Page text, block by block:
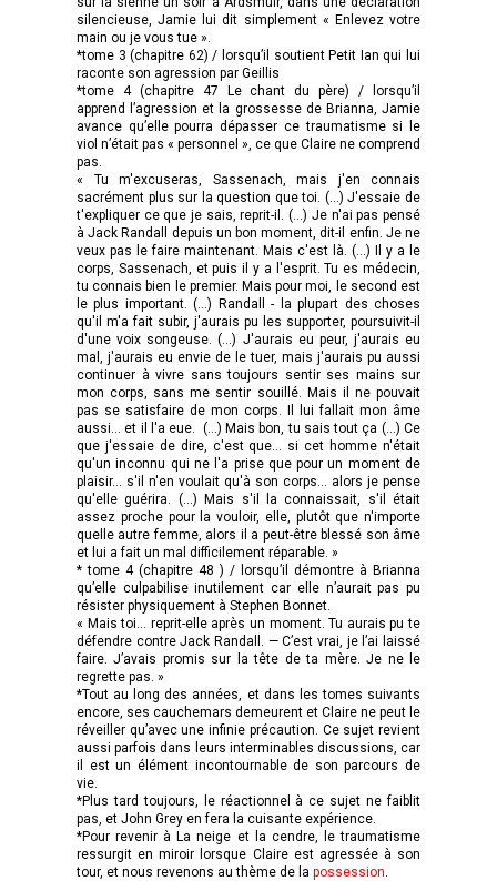
silencieuse, Jamie lui dit simplement « Enlevez votre
main ou je vous tue ».
*tome 3 (chapitre 62) / lorsqu’il soutient Petit Ian qui lui
raconte son agression par Geillis
*tome 4 (chapitre 47 Le chant du père) / lorsqu’il
apprend l’agression et la grossesse de Brianna, Jamie
avance qu’elle pourra dépasser ce traumatisme si le
viol n’était pas « personnel », ce que Claire ne comprend
pas.
« Tu m'excuseras, Sassenach, mais j'en connais
sacrément plus sur la question que toi. (…) J'essaie de
t'expliquer ce que je sais, reprit-il. (…) Je n'ai pas pensé
à Jack Randall depuis un bon moment, dit-il enfin. Je ne
veux pas le faire maintenant. Mais c'est là. (…) Il y a le
corps, Sassenach, et puis il y a l'esprit. Tu es médecin,
tu connais bien le premier. Mais pour moi, le second est
le plus important. (…) Randall - la plupart des choses
qu'il m'a fait subir, j'aurais pu les supporter, poursuivit-il
d'une voix songeuse. (…) J'aurais eu peur, j'aurais eu
mal, j'aurais eu envie de le tuer, mais j'aurais pu aussi
continuer à vivre sans toujours sentir ses mains sur
mon corps, sans me sentir souillé. Mais il ne pouvait
pas se satisfaire de mon corps. Il lui fallait mon âme
aussi... et il l'a eue. (…) Mais bon, tu sais tout ça (…) Ce
que j'essaie de dire, c'est que... si cet homme n'était
qu'un inconnu qui ne l'a prise que pour un moment de
plaisir... s'il n'en voulait qu'à son corps... alors je pense
qu'elle guérira. (…) Mais s'il la connaissait, s'il était
assez proche pour la vouloir, elle, plutôt que n'importe
quelle autre femme, alors il a peut-être blessé son âme
et lui a fait un mal difficilement réparable. »
* tome 4 (chapitre 48 ) / lorsqu’il démontre à Brianna
qu’elle culpabilise inutilement car elle n’aurait pas pu
résister physiquement à Stephen Bonnet.
« Mais toi… reprit-elle après un moment. Tu aurais pu te
défendre contre Jack Randall. — C’est vrai, je l’ai laissé
faire. J’avais promis sur la tête de ta mère. Je ne le
regrette pas. »
*Tout au long des années, et dans les tomes suivants
encore, ses cauchemars demeurent et Claire ne peut le
réveiller qu’avec une infinie précaution. Ce sujet revient
aussi parfois dans leurs interminables discussions, car
il est un élément incontournable de son parcours de
vie.
*Plus tard toujours, le réactionnel à ce sujet ne faiblit
pas, et John Grey en fera la cuisante expérience.
*Pour revenir à La neige et la cendre, le traumatisme
ressurgit en miroir lorsque Claire est agressée à son
tour, et nous revenons au thème de la possession